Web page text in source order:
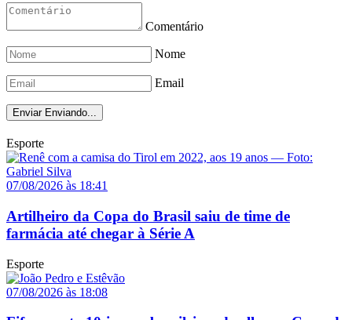
Comentário
Nome
Email
Enviar Enviando...
Esporte
07/08/2026 às 18:41
Artilheiro da Copa do Brasil saiu de time de
farmácia até chegar à Série A
Esporte
07/08/2026 às 18:08